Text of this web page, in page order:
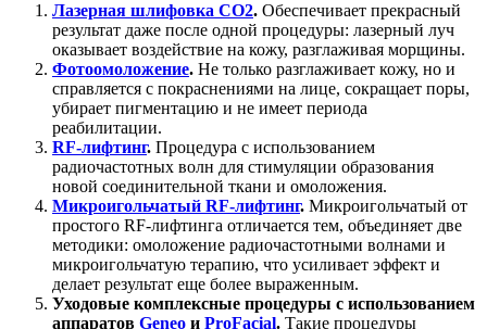
Лазерная шлифовка CO2. Обеспечивает прекрасный
результат даже после одной процедуры: лазерный луч
оказывает воздействие на кожу, разглаживая морщины.
Фотоомоложение. Не только разглаживает кожу, но и
справляется с покраснениями на лице, сокращает поры,
убирает пигментацию и не имеет периода
реабилитации.
RF-лифтинг. Процедура с использованием
радиочастотных волн для стимуляции образования
новой соединительной ткани и омоложения.
Микроигольчатый RF-лифтинг. Микроигольчатый от
простого RF-лифтинга отличается тем, объединяет две
методики: омоложение радиочастотными волнами и
микроигольчатую терапию, что усиливает эффект и
делает результат еще более выраженным.
Уходовые комплексные процедуры с использованием
аппаратов Geneo и ProFacial. Такие процедуры